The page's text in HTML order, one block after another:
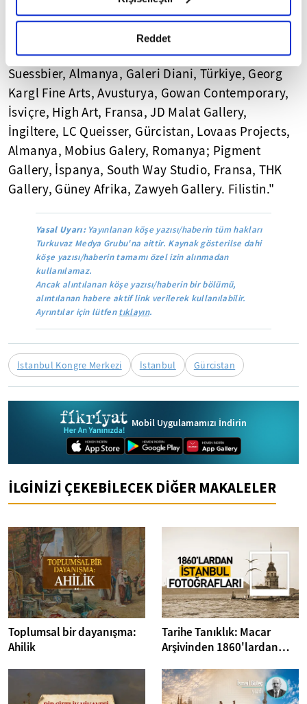
okumak ve sitemizi ziyaretiniz kapsamında
gerçekleştirilen veri işleme faaliyetleri ile ilgili daha
detaylı bilgi almak için lütfentıklayınız.
Reddet
Shared Space,Gürcistan, Ferda Art Platform,
Türkiye; Foco Gallery, Portekiz, Gallerie Krizinger,
Avusturya, Gallerie Kandlhofer, Avusturya, Tore
Suessbier, Almanya, Galeri Diani, Türkiye, Georg
Kargl Fine Arts, Avusturya, Gowan Contemporary,
İsviçre, High Art, Fransa, JD Malat Gallery,
İngiltere, LC Queisser, Gürcistan, Lovaas Projects,
Almanya, Mobius Galery, Romanya; Pigment
Gallery, İspanya, South Way Studio, Fransa, THK
Gallery, Güney Afrika, Zawyeh Gallery. Filistin."
Yasal Uyarı:Yayınlanan köşe yazısı/haberin tüm hakları
Turkuvaz Medya Grubu'na aittir. Kaynak gösterilse dahi
köşe yazısı/haberin tamamı özel izin alınmadan
kullanılamaz.
Ancak alıntılanan köşe yazısı/haberin bir bölümü,
alıntılanan habere aktif link verilerek kullanılabilir.
Ayrıntılar için lütfentıklayın.
İstanbul Kongre Merkezi İstanbul Gürcistan
Mobil Uygulamamızı İndirin
İLGİNİZİ ÇEKEBİLECEK DİĞER MAKALELER
Toplumsal bir dayanışma:
Ahilik
Tarihe Tanıklık: Macar
Arşivinden 1860'lardan